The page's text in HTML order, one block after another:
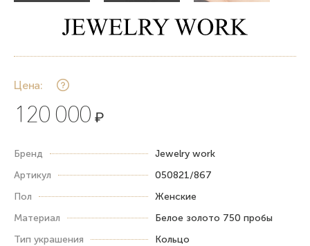
Цена:
120 000 ₽
Бренд
Jewelry work
Артикул
050821/867
Пол
Женские
Материал
Белое золото 750 пробы
Тип украшения
Кольцо